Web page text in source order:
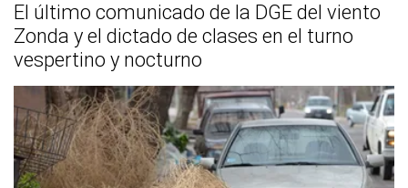
El último comunicado de la DGE del viento
Zonda y el dictado de clases en el turno
vespertino y nocturno